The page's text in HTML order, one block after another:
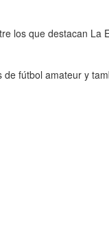
los que destacan La
fútbol amateur y